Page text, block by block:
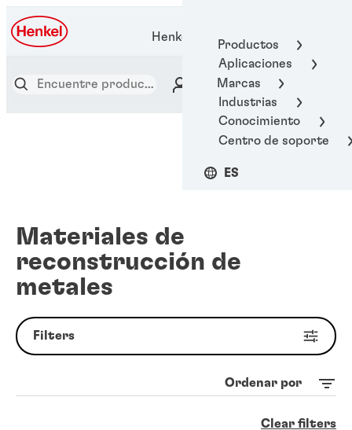
Productos
Aplicaciones
Marcas
Industrias
Conocimiento
Centro de soporte
ES
Henkel Adhesive Technologies
Materiales de
reconstrucción de
metales
Filters
Ordenar por
Clear filters